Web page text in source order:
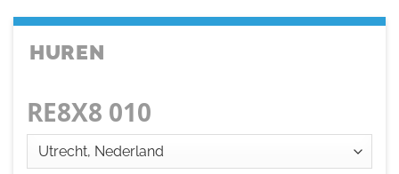
HUREN
RE8X8 010